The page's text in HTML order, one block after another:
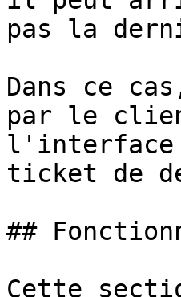
pas la
Dans ce
par le
l'interface
ticket de
##
Cette